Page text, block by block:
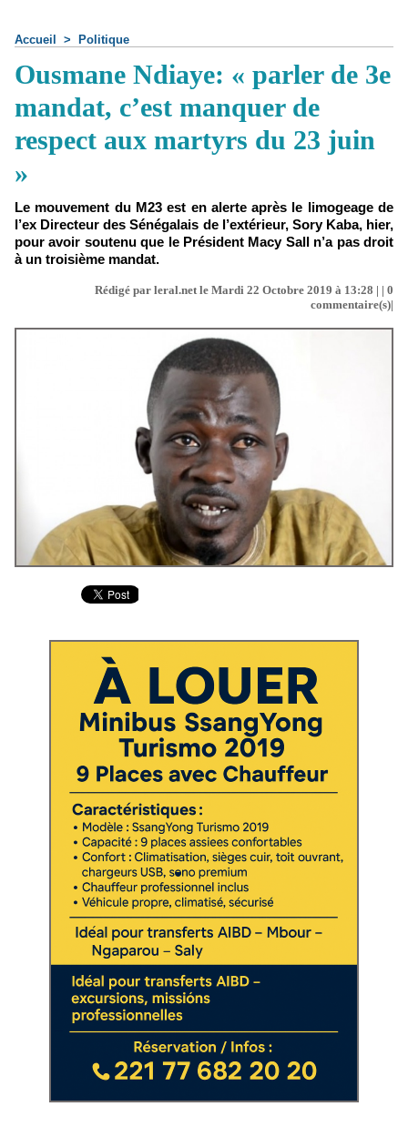
Accueil > Politique
Ousmane Ndiaye: « parler de 3e
mandat, c’est manquer de
respect aux martyrs du 23 juin
»
Le mouvement du M23 est en alerte après le limogeage de
l’ex Directeur des Sénégalais de l’extérieur, Sory Kaba, hier,
pour avoir soutenu que le Président Macy Sall n’a pas droit
à un troisième mandat.
Rédigé par leral.net le Mardi 22 Octobre 2019 à 13:28 | | 0
commentaire(s)|